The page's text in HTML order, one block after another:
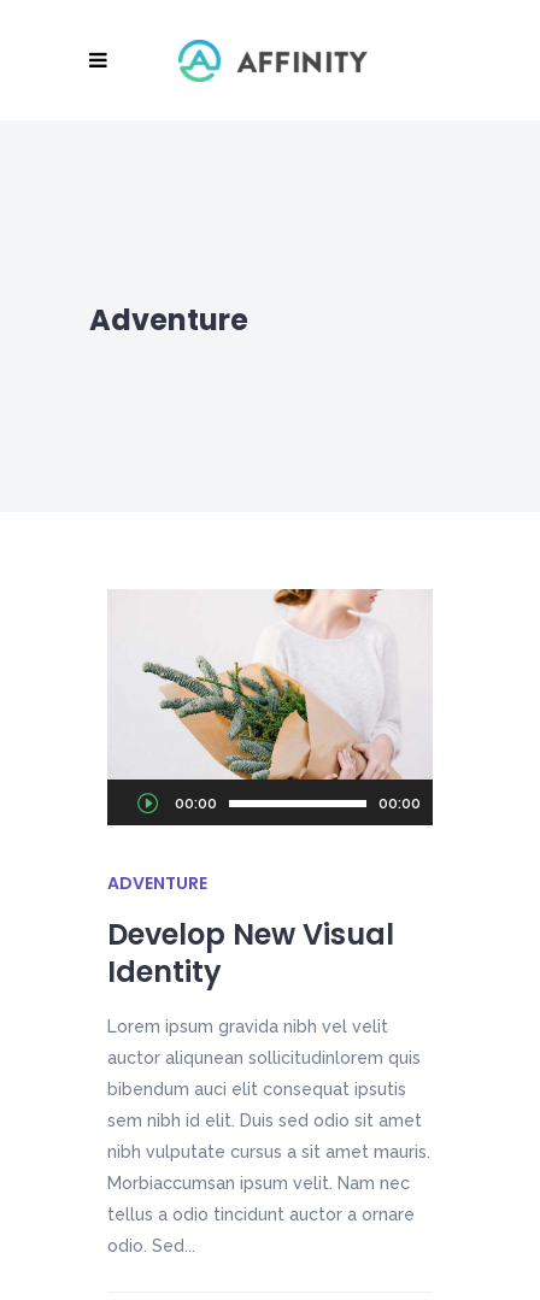
Adventure
Audio
Player
00:00 00:00
ADVENTURE
Develop New Visual
Identity
Lorem ipsum gravida nibh vel velit
auctor aliqunean sollicitudinlorem quis
bibendum auci elit consequat ipsutis
sem nibh id elit. Duis sed odio sit amet
nibh vulputate cursus a sit amet mauris.
Morbiaccumsan ipsum velit. Nam nec
tellus a odio tincidunt auctor a ornare
odio. Sed...